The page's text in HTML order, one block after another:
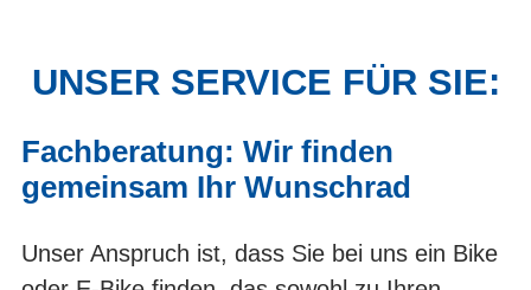
UNSER SERVICE FÜR SIE:
Fachberatung: Wir finden
gemeinsam Ihr Wunschrad
Unser Anspruch ist, dass Sie bei uns ein Bike